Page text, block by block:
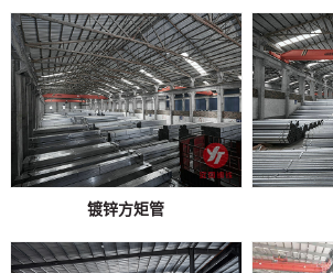
镀锌方矩管